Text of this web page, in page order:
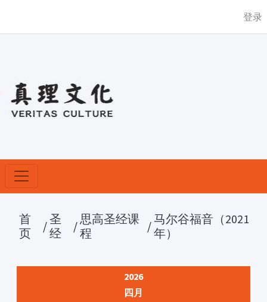
登录
首
页
/圣
经
/思高圣经课
程
/ 马尔谷福音（2021
年）
2026
四月